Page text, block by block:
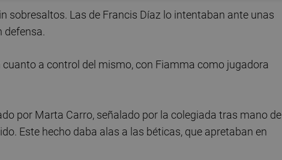
sobresaltos. Las de Francis Díaz lo intentaban ante unas
defensa.
a control del mismo, con Fiamma como jugadora
por Marta Carro, señalado por la colegiada tras mano de
Este hecho daba alas a las béticas, que apretaban en